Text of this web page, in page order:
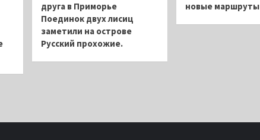
друга в Приморье
Поединок двух лисиц
заметили на острове
Русский прохожие.
новые маршруты